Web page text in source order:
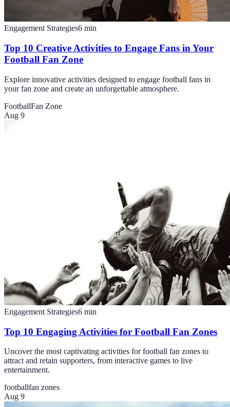
Engagement Strategies6 min
Top 10 Creative Activities to Engage Fans in Your
Football Fan Zone
Explore innovative activities designed to engage football fans in
your fan zone and create an unforgettable atmosphere.
FootballFan Zone
Aug 9
Engagement Strategies6 min
Top 10 Engaging Activities for Football Fan Zones
Uncover the most captivating activities for football fan zones to
attract and retain supporters, from interactive games to live
entertainment.
footballfan zones
Aug 9